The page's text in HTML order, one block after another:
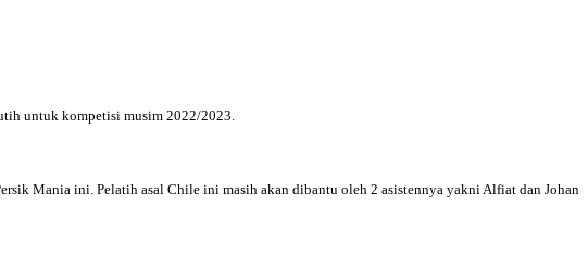
untuk kompetisi musim 2022/2023.
Mania ini. Pelatih asal Chile ini masih akan dibantu oleh 2 asistennya yakni Alfiat dan Johan